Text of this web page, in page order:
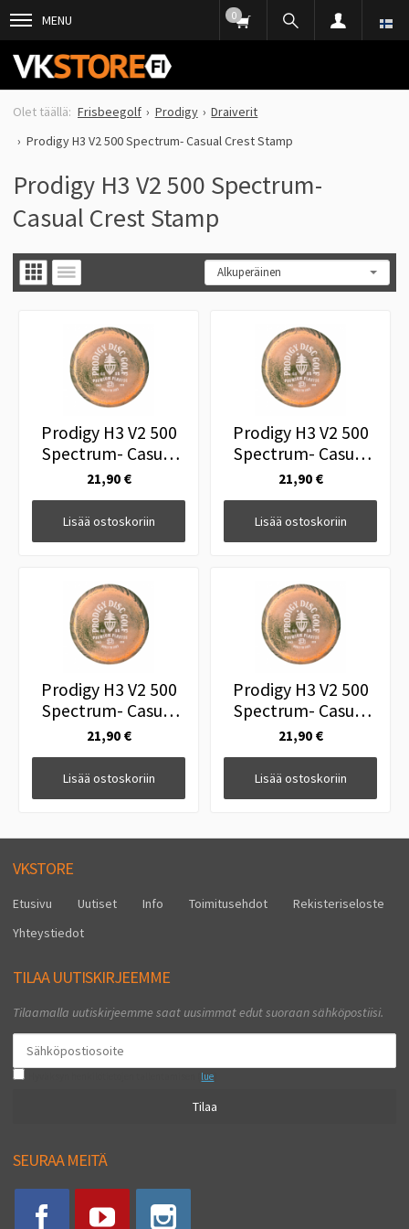
MENU 0
Frisbeegolf Prodigy
Draiverit
Prodigy H3 V2 500 Spectrum- Casual Crest Stamp
Prodigy H3 V2 500 Spectrum-
Casual Crest Stamp
Prodigy H3 V2 500
Spectrum- Casual
Crest Stamp 175g
Vihreä
21,90 €
Lisää ostoskoriin
Prodigy H3 V2 500
Spectrum- Casual
Crest Stamp 175g
Keltainen
21,90 €
Lisää ostoskoriin
Prodigy H3 V2 500
Spectrum- Casual
Crest Stamp 175g
Liila
21,90 €
Lisää ostoskoriin
Prodigy H3 V2 500
Spectrum- Casual
Crest Stamp 174g
Turkoosi
21,90 €
Lisää ostoskoriin
VKSTORE
Etusivu Uutiset Info Toimitusehdot
Rekisteriseloste
Yhteystiedot
TILAA UUTISKIRJEEMME
Tilaamalla uutiskirjeemme saat uusimmat edut suoraan sähköpostiisi.
lue
Tilaa
SEURAA MEITÄ